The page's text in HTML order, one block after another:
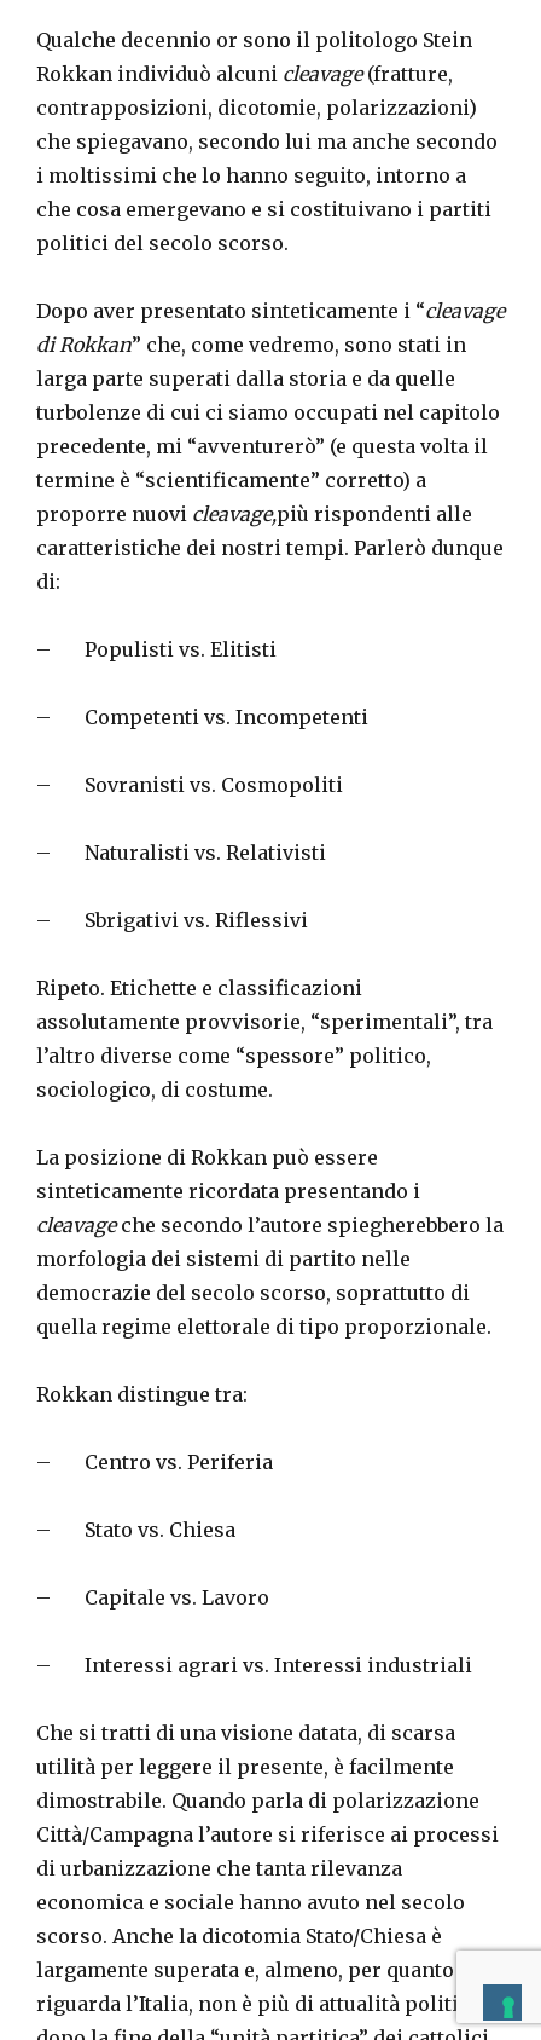
Qualche decennio or sono il politologo Stein
Rokkan individuò alcuni cleavage(fratture,
contrapposizioni, dicotomie, polarizzazioni)
che spiegavano, secondo lui ma anche secondo
i moltissimi che lo hanno seguito, intorno a
che cosa emergevano e si costituivano i partiti
politici del secolo scorso.
Dopo aver presentato sinteticamente i “cleavage
di Rokkan” che, come vedremo, sono stati in
larga parte superati dalla storia e da quelle
turbolenze di cui ci siamo occupati nel capitolo
precedente, mi “avventurerò” (e questa volta il
termine è “scientificamente” corretto) a
proporre nuovi cleavage,più rispondenti alle
caratteristiche dei nostri tempi. Parlerò dunque
di:
– Populisti vs. Elitisti
– Competenti vs. Incompetenti
– Sovranisti vs. Cosmopoliti
– Naturalisti vs. Relativisti
– Sbrigativi vs. Riflessivi
Ripeto. Etichette e classificazioni
assolutamente provvisorie, “sperimentali”, tra
l’altro diverse come “spessore” politico,
sociologico, di costume.
La posizione di Rokkan può essere
sinteticamente ricordata presentando i
cleavageche secondo l’autore spiegherebbero la
morfologia dei sistemi di partito nelle
democrazie del secolo scorso, soprattutto di
quella regime elettorale di tipo proporzionale.
Rokkan distingue tra:
– Centro vs. Periferia
– Stato vs. Chiesa
– Capitale vs. Lavoro
– Interessi agrari vs. Interessi industriali
Che si tratti di una visione datata, di scarsa
utilità per leggere il presente, è facilmente
dimostrabile. Quando parla di polarizzazione
Città/Campagna l’autore si riferisce ai processi
di urbanizzazione che tanta rilevanza
economica e sociale hanno avuto nel secolo
scorso. Anche la dicotomia Stato/Chiesa è
largamente superata e, almeno, per quanto
riguarda l’Italia, non è più di attualità politica